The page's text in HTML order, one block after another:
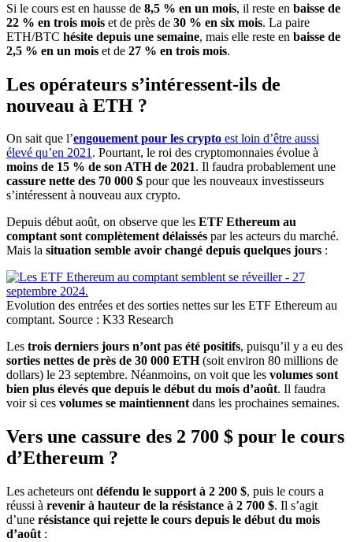
Si le cours est en hausse de 8,5 % en un mois, il reste en baisse de
22 % en trois mois et de près de 30 % en six mois. La paire
ETH/BTC hésite depuis une semaine, mais elle reste en baisse de
2,5 % en un mois et de 27 % en trois mois.
Les opérateurs s’intéressent-ils de
nouveau à ETH ?
On sait que l’engouement pour les crypto est loin d’être aussi
élevé qu’en 2021. Pourtant, le roi des cryptomonnaies évolue à
moins de 15 % de son ATH de 2021. Il faudra probablement une
cassure nette des 70 000 $ pour que les nouveaux investisseurs
s’intéressent à nouveau aux crypto.
Depuis début août, on observe que les ETF Ethereum au
comptant sont complètement délaissés par les acteurs du marché.
Mais la situation semble avoir changé depuis quelques jours :
Evolution des entrées et des sorties nettes sur les ETF Ethereum au
comptant. Source : K33 Research
Les trois derniers jours n’ont pas été positifs, puisqu’il y a eu des
sorties nettes de près de 30 000 ETH(soit environ 80 millions de
dollars) le 23 septembre. Néanmoins, on voit que les volumes sont
bien plus élevés que depuis le début du mois d’août. Il faudra
voir si ces volumes se maintiennentdans les prochaines semaines.
Vers une cassure des 2 700 $ pour le cours
d’Ethereum ?
Les acheteurs ont défendu le support à 2 200 $, puis le cours a
réussi à revenir à hauteur de la résistance à 2 700 $. Il s’agit
d’une résistance qui rejette le cours depuis le début du mois
d’août :